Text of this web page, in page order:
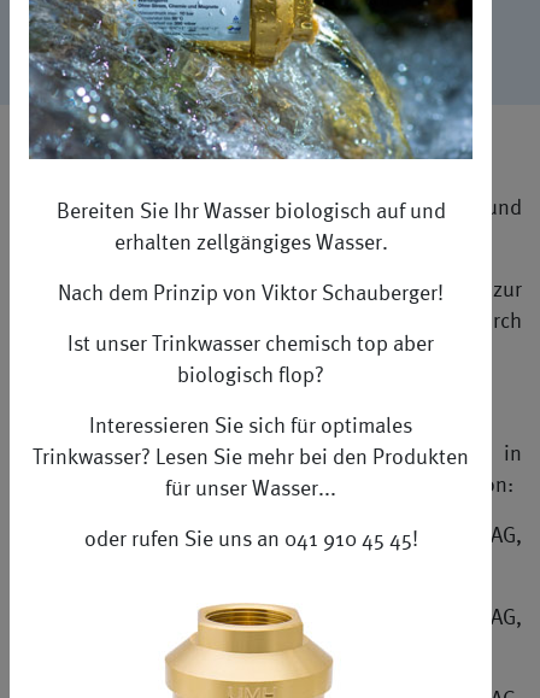
Links
Unsere Partner:
www.spini.ch - Zentrum für Elektrobiologie und
natürliche Regeneration, Retschwil
www.energie-schwingung-information.ch- Praxis zur
SelbstHeilung - Petra Bächler / Gesundheit durch
Energie, Schwingung & Information, Retschwil
Elektroinstallationsunternehmen mit Fachwissen in
der Umsetzung einer elektrobiologischen Installation:
www.elektrograb.ch- Elektrotech Grab AG,
www.elektro-frommherz.ch- Elektro Frommherz AG,
Bereiten Sie Ihr Wasser biologisch auf und
erhalten zellgängiges Wasser.
Nach dem Prinzip von Viktor Schauberger!
Ist unser Trinkwasser chemisch top aber
biologisch flop?
Interessieren Sie sich für optimales
Trinkwasser? Lesen Sie mehr bei den Produkten
für unser Wasser...
oder rufen Sie uns an 041 910 45 45!